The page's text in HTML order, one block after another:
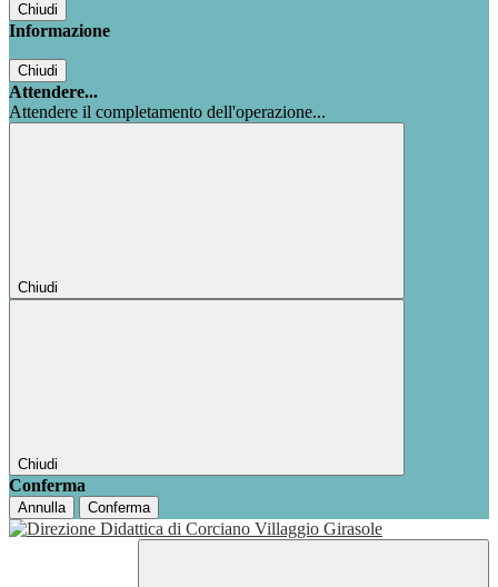
Chiudi
Informazione
Chiudi
Attendere...
Attendere il completamento dell'operazione...
Chiudi
Chiudi
Conferma
Annulla Conferma